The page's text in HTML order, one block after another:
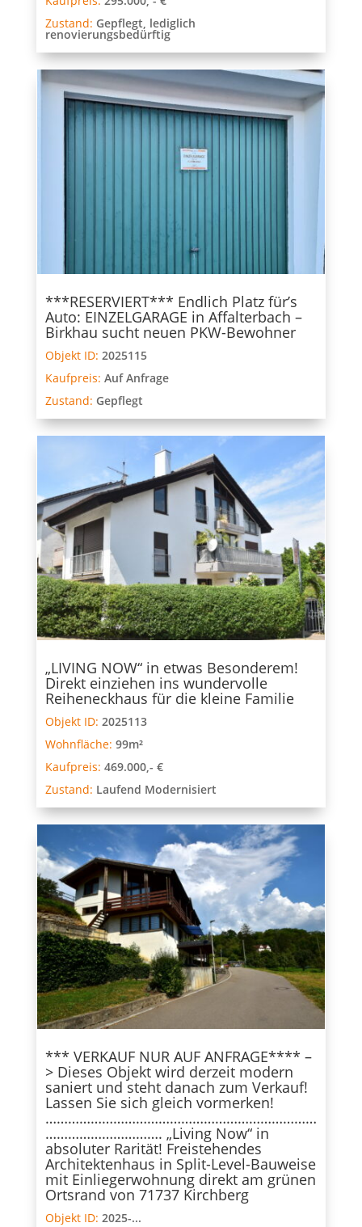
Zustand: Gepflegt, lediglich
renovierungsbedürftig
***RESERVIERT*** Endlich Platz für’s
Auto: EINZELGARAGE in Affalterbach –
Birkhau sucht neuen PKW-Bewohner
Objekt ID: 2025115
Kaufpreis: Auf Anfrage
Zustand: Gepflegt
„LIVING NOW“ in etwas Besonderem!
Direkt einziehen ins wundervolle
Reiheneckhaus für die kleine Familie
Objekt ID: 2025113
Wohnfläche: 99m²
Kaufpreis: 469.000,- €
Zustand: Laufend Modernisiert
*** VERKAUF NUR AUF ANFRAGE**** –
> Dieses Objekt wird derzeit modern
saniert und steht danach zum Verkauf!
Lassen Sie sich gleich vormerken!
………………………………………………………………
…………………………. „Living Now“ in
absoluter Rarität! Freistehendes
Architektenhaus in Split-Level-Bauweise
mit Einliegerwohnung direkt am grünen
Ortsrand von 71737 Kirchberg
Objekt ID: 2025-...